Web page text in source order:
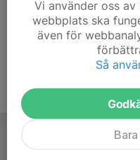
Vi använder oss
webbplats ska
även för
Så